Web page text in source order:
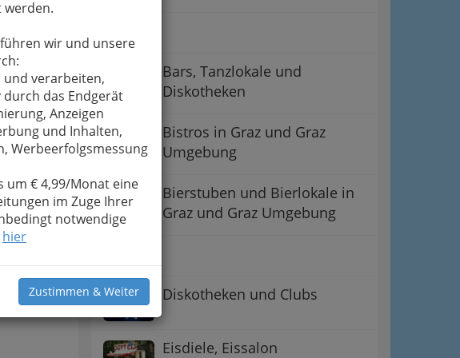
werden.
wir und unsere
verarbeiten,
das Endgerät
Anzeigen
und Inhalten,
Werbeerfolgsmessung
€ 4,99/Monat eine
im Zuge Ihrer
notwendige
hier
Zustimmen & Weiter
zur
Bars, Tanzlokale und
Diskotheken
Bistros in Graz und Graz
Umgebung
Bierstuben und Bierlokale in
Graz und Graz Umgebung
Diskotheken und Clubs
Eisdiele, Eissalon